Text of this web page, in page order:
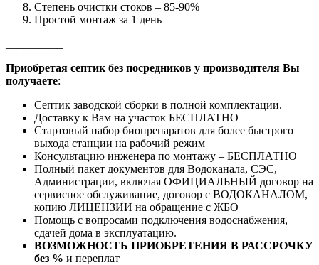
Степень очистки стоков – 85-90%
Простой монтаж за 1 день
Приобретая септик без посредников у производителя Вы
получаете:
Септик заводской сборки в полной комплектации.
Доставку к Вам на участок БЕСПЛАТНО
Стартовый набор биопрепаратов для более быстрого
выхода станции на рабочий режим
Консультацию инженера по монтажу – БЕСПЛАТНО
Полный пакет документов для Водоканала, СЭС,
Администрации, включая ОФИЦИАЛЬНЫЙ договор на
сервисное обслуживание, договор с ВОДОКАНАЛОМ,
копию ЛИЦЕНЗИИ на обращение с ЖБО
Помощь с вопросами подключения водоснабжения,
сдачей дома в эксплуатацию.
ВОЗМОЖНОСТЬ ПРИОБРЕТЕНИЯ В РАССРОЧКУ
без % и переплат